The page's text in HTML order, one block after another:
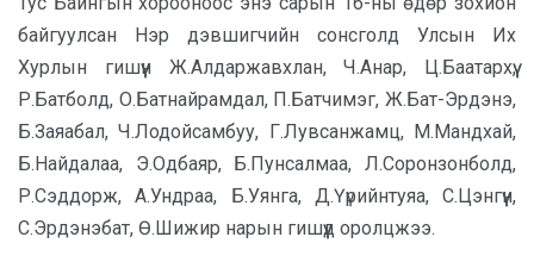
байгуулсан Нэр дэвшигчийн сонсголд Улсын Их
Хурлын гишүүн Ж.Алдаржавхлан, Ч.Анар, Ц.Баатархүү,
Р.Батболд, О.Батнайрамдал, П.Батчимэг, Ж.Бат-Эрдэнэ,
Б.Заяабал, Ч.Лодойсамбуу, Г.Лувсанжамц, М.Мандхай,
Б.Найдалаа, Э.Одбаяр, Б.Пунсалмаа, Л.Соронзонболд,
Р.Сэддорж, А.Ундраа, Б.Уянга, Д.Үүрийнтуяа, С.Цэнгүүн,
С.Эрдэнэбат, Ө.Шижир нарын гишүүд оролцжээ.